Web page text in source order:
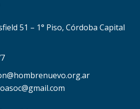
51 – 1° Piso, Córdoba Capital